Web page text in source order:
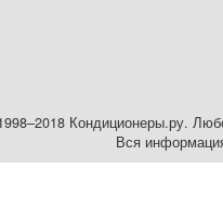
Кондиционеры.ру.
Вся